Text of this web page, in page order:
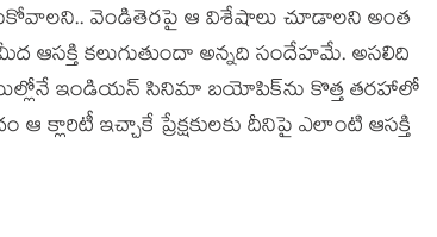
వెండితెరపై ఆ విశేషాలు చూడాలని అంత
ఆసక్తి కలుగుతుందా అన్నది సందేహమే. అసలిది
ఇండియన్ సినిమా బయోపిక్‌ను కొత్త తరహాలో
క్లారిటీ ఇచ్చాకే ప్రేక్షకులకు దీనిపై ఎలాంటి ఆసక్తి